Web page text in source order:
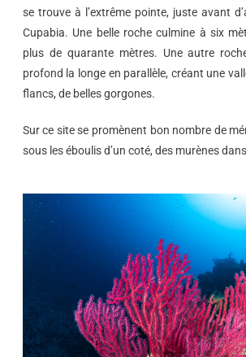
se trouve à l’extrême pointe, juste avant
Cupabia. Une belle roche culmine à six
plus de quarante mètres. Une autre
profond la longe en parallèle, créant une
flancs, de belles gorgones.
Sur ce site se promènent bon nombre de
sous les éboulis d’un coté, des murènes